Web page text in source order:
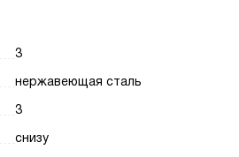
3
нержавеющая сталь
3
снизу